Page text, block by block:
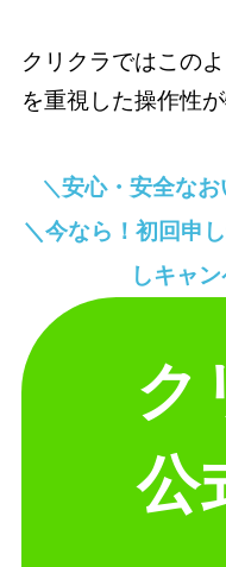
クリクラではこの
を重視した操作性が
＼ 安心・安全なお
＼今なら！初回申
しキャ
ク
公